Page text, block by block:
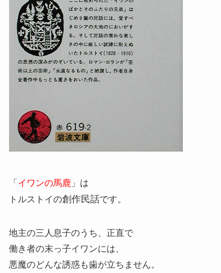
「 イワンの馬鹿」は
トルストイの創作民話です。
地主の三人息子のうち、正直で
働き者の末っ子イワンには、
悪魔のどんな誘惑も歯が立ちません。